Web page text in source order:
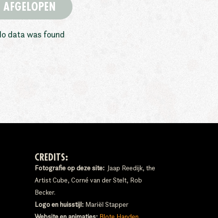
AFGELOPEN
data was found
CREDITS:
Fotografie op deze site: Jaap Reedijk, the
Artist Cube, Corné van der Stelt, Rob
Becker.
Logo en huisstijl: Mariël Stapper